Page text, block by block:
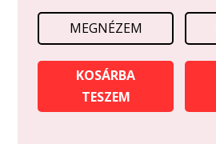
MEGNÉZEM
KOSÁRBA
TESZEM